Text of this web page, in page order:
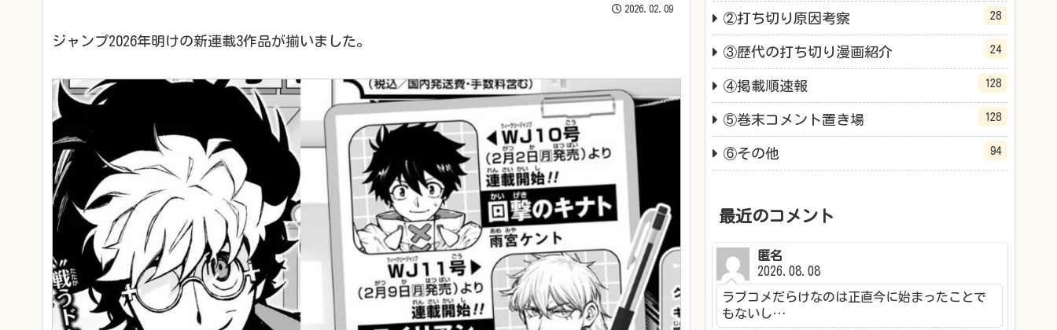
2026.02.09
ジャンプ2026年明けの新連載3作品が揃いました。
②打ち切り原因考察 28
③歴代の打ち切り漫画紹介 24
④掲載順速報 128
⑤巻末コメント置き場 128
⑥その他 94
最近のコメント
匿名
2026.08.08
ラブコメだらけなのは正直今に始まったことで
もないし…